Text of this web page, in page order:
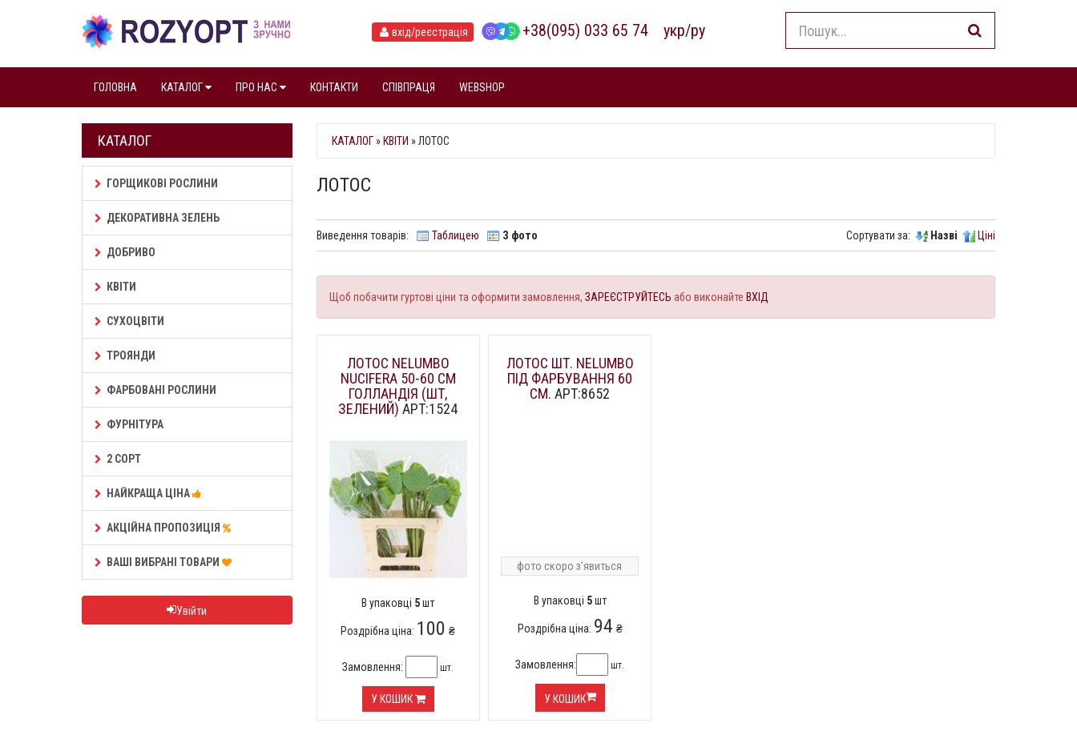
вхід/реєстрація +38(095) 033 65 74 укр/ру
ГОЛОВНА КАТАЛОГ ПРО НАС КОНТАКТИ СПІВПРАЦЯ WEBSHOP
КАТАЛОГ
ГОРЩИКОВІ РОСЛИНИ
ДЕКОРАТИВНА ЗЕЛЕНЬ
ДОБРИВО
КВІТИ
СУХОЦВІТИ
ТРОЯНДИ
ФАРБОВАНІ РОСЛИНИ
ФУРНІТУРА
2 СОРТ
НАЙКРАЩА ЦІНА
АКЦІЙНА ПРОПОЗИЦІЯ
ВАШІ ВИБРАНІ ТОВАРИ
Увійти
КАТАЛОГ» КВІТИ » ЛОТОС
ЛОТОС
Виведення товарів: Таблицею З фото Сортувати за: Назві Ціні
Щоб побачити гуртові ціни та оформити замовлення, ЗАРЕЄСТРУЙТЕСЬ або виконайте ВХІД
ЛОТОС NELUMBO
NUCIFERA 50-60 СМ
ГОЛЛАНДІЯ (ШТ,
ЗЕЛЕНИЙ) АРТ:1524
В упаковці 5шт
Роздрібна ціна: 100 ₴
Замовлення: шт.
У КОШИК
ЛОТОС ШТ. NELUMBO
ПІД ФАРБУВАННЯ 60
СМ. АРТ:8652
фото скоро з'явиться
В упаковці 5шт
Роздрібна ціна: 94 ₴
Замовлення: шт.
У КОШИК